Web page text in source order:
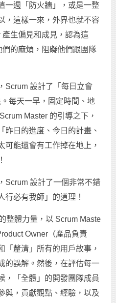
一週「防火牆」，或是一整
，這樣一來，外界也就不容
生偏見和成見，認為這
的麻煩，阻礙他們跟團隊
Scrum 設計了「每日立會
每天一早，固定時間、地
Master 的引導之下，
昨日的進度、今日的計畫、
可能還會有工作掉在地上，
Scrum 設計了一個非常不錯
行必有我師」的道理！
整體力量，以 Scrum Maste
Owner（產品負責
「釐清」所有的用戶故事，
的誤解。然後，在評估每一
，「全體」的開發團隊成員
與，貢獻觀點、經驗，以及